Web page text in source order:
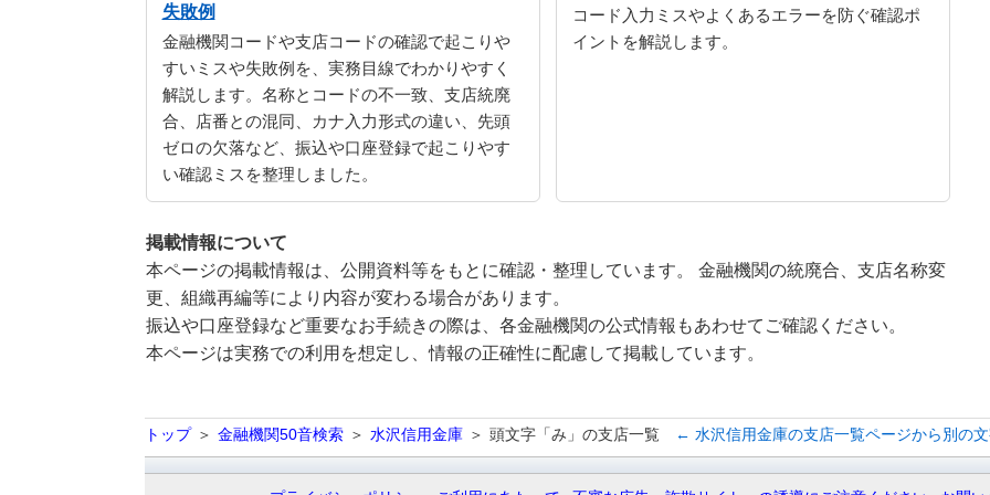
失敗例
金融機関コードや支店コードの確認で起こりや
すいミスや失敗例を、実務目線でわかりやすく
解説します。名称とコードの不一致、支店統廃
合、店番との混同、カナ入力形式の違い、先頭
ゼロの欠落など、振込や口座登録で起こりやす
い確認ミスを整理しました。
コード入力ミスやよくあるエラーを防ぐ確認ポ
イントを解説します。
掲載情報について
本ページの掲載情報は、公開資料等をもとに確認・整理しています。 金融機関の統廃合、支店名称変
更、組織再編等により内容が変わる場合があります。
振込や口座登録など重要なお手続きの際は、各金融機関の公式情報もあわせてご確認ください。
本ページは実務での利用を想定し、情報の正確性に配慮して掲載しています。
トップ 金融機関50音検索 水沢信用金庫 頭文字「み」の支店一覧 ← 水沢信用金庫の支店一覧ページから別の